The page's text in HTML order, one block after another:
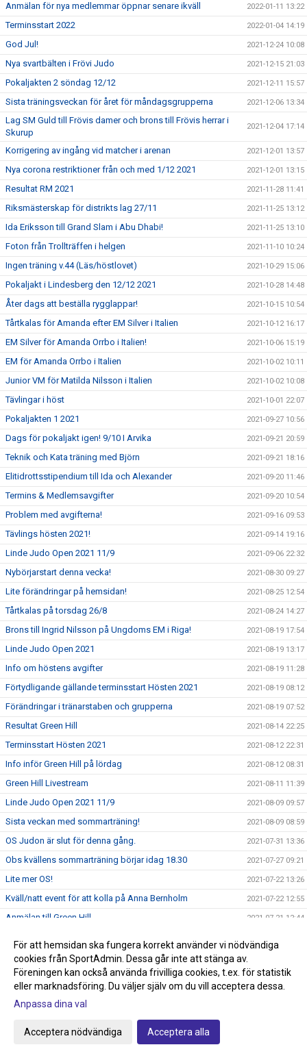
Anmälan för nya medlemmar öppnar senare ikväll 2022-01-11 13:22
Terminsstart 2022 2022-01-04 14:19
God Jul! 2021-12-24 10:08
Nya svartbälten i Frövi Judo 2021-12-15 21:03
Pokaljakten 2 söndag 12/12 2021-12-11 15:57
Sista träningsveckan för året för måndagsgrupperna 2021-12-06 13:34
Lag SM Guld till Frövis damer och brons till Frövis herrar i
Skurup
2021-12-04 17:14
Korrigering av ingång vid matcher i arenan 2021-12-01 13:57
Nya corona restriktioner från och med 1/12 2021 2021-12-01 13:15
Resultat RM 2021 2021-11-28 11:41
Riksmästerskap för distrikts lag 27/11 2021-11-25 13:12
Ida Eriksson till Grand Slam i Abu Dhabi! 2021-11-25 13:10
Foton från Trollträffen i helgen 2021-11-10 10:24
Ingen träning v.44 (Läs/höstlovet) 2021-10-29 15:06
Pokaljakt i Lindesberg den 12/12 2021 2021-10-28 14:48
Åter dags att beställa rygglappar! 2021-10-15 10:54
Tårtkalas för Amanda efter EM Silver i Italien 2021-10-12 16:17
EM Silver för Amanda Orrbo i Italien! 2021-10-06 15:19
EM för Amanda Orrbo i Italien 2021-10-02 10:11
Junior VM för Matilda Nilsson i Italien 2021-10-02 10:08
Tävlingar i höst 2021-10-01 22:07
Pokaljakten 1 2021 2021-09-27 10:56
Dags för pokaljakt igen! 9/10 I Arvika 2021-09-21 20:59
Teknik och Kata träning med Björn 2021-09-21 18:16
Elitidrottsstipendium till Ida och Alexander 2021-09-20 11:46
Termins & Medlemsavgifter 2021-09-20 10:54
Problem med avgifterna! 2021-09-16 09:53
Tävlings hösten 2021! 2021-09-14 19:16
Linde Judo Open 2021 11/9 2021-09-06 22:32
Nybörjarstart denna vecka! 2021-08-30 09:27
Lite förändringar på hemsidan! 2021-08-25 12:54
Tårtkalas på torsdag 26/8 2021-08-24 14:27
Brons till Ingrid Nilsson på Ungdoms EM i Riga! 2021-08-19 17:54
Linde Judo Open 2021 2021-08-19 13:17
Info om höstens avgifter 2021-08-19 11:28
Förtydligande gällande terminsstart Hösten 2021 2021-08-19 08:12
Förändringar i tränarstaben och grupperna 2021-08-19 07:52
Resultat Green Hill 2021-08-14 22:25
Terminsstart Hösten 2021 2021-08-12 22:31
Info inför Green Hill på lördag 2021-08-12 08:31
Green Hill Livestream 2021-08-11 11:39
Linde Judo Open 2021 11/9 2021-08-09 09:57
Sista veckan med sommarträning! 2021-08-09 08:59
OS Judon är slut för denna gång. 2021-07-31 13:36
Obs kvällens sommarträning börjar idag 18.30 2021-07-27 09:21
Lite mer OS! 2021-07-22 13:26
Kväll/natt event för att kolla på Anna Bernholm 2021-07-22 12:55
Anmälan till Green Hill 2021-07-21 12:44
Justerade tider för Lindekampen på söndag!
Hemsidan och höstterminen! 2021-07-05 09:54
Frågor ang Smoothcomp systemet
Tävling Green Hill 14/8 Stockholm
För att hemsidan ska fungera korrekt använder vi nödvändiga
cookies från SportAdmin. Dessa går inte att stänga av.
Föreningen kan också använda frivilliga cookies, t.ex. för statistik
eller marknadsföring. Du väljer själv om du vill acceptera dessa.
Anpassa dina val
Acceptera nödvändiga Acceptera alla